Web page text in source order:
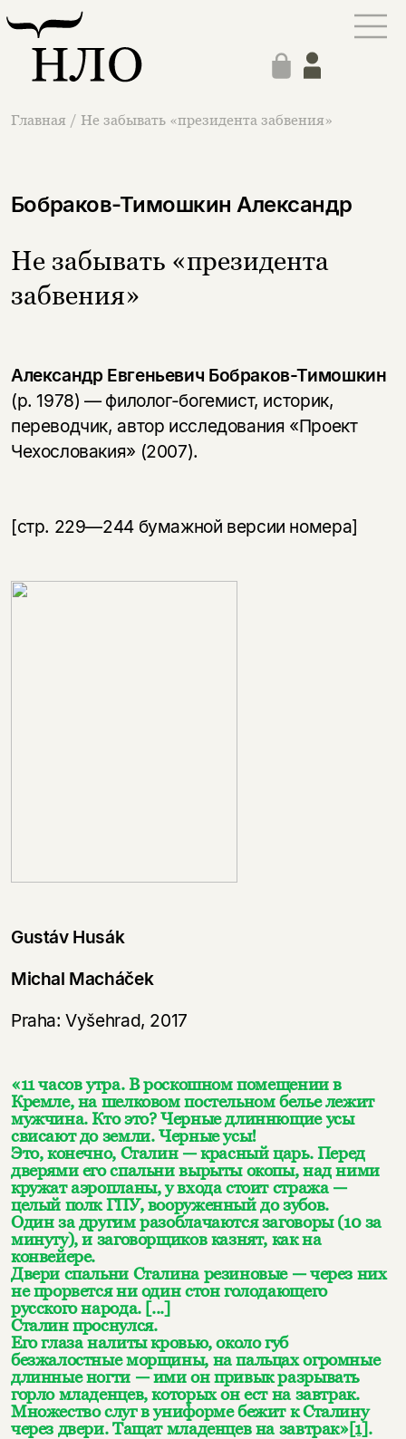
Главная / Не забывать «президента забвения»
Бобраков-Тимошкин Александр
Не забывать «президента
забвения»
Александр Евгеньевич Бобраков-Тимошкин
(р. 1978) — филолог-богемист, историк,
переводчик, автор исследования «Проект
Чехословакия» (2007).
[стр. 229—244 бумажной версии номера]
Gustáv Husák
Michal Macháček
Praha: Vyšehrad, 2017
«11 часов утра. В роскошном помещении в
Кремле, на шелковом постельном белье лежит
мужчина. Кто это? Черные длиннющие усы
свисают до земли. Черные усы!
Это, конечно, Сталин — красный царь. Перед
дверями его спальни вырыты окопы, над ними
кружат аэропланы, у входа стоит стража —
целый полк ГПУ, вооруженный до зубов.
Один за другим разоблачаются заговоры (10 за
минуту), и заговорщиков казнят, как на
конвейере.
Двери спальни Сталина резиновые — через них
не прорвется ни один стон голодающего
русского народа. [...]
Сталин проснулся.
Его глаза налиты кровью, около губ
безжалостные морщины, на пальцах огромные
длинные ногти — ими он привык разрывать
горло младенцев, которых он ест на завтрак.
Множество слуг в униформе бежит к Сталину
через двери. Тащат младенцев на завтрак»[1].